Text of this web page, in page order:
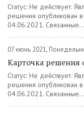
Статус: Не действует.
решения опубликован
04.06.2021. Связанные...
07 июнь 2021,
Карточка решения
Статус: Не действует.
решения опубликован
04.06.2021. Связанные...